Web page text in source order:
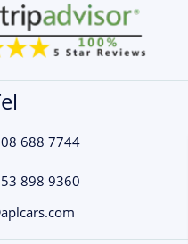
688 7744
898 9360